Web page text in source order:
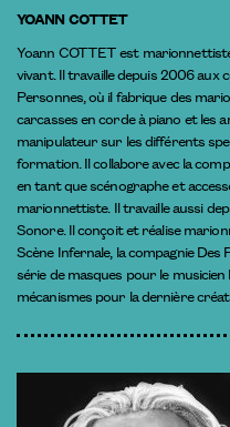
YOANN COTTET
Yoann COTTET est
vivant. Il travaille depuis 2006 aux
Personnes, où il fabrique des
carcasses en corde à piano et les
manipulateur sur les différents
formation. Il collabore avec la
en tant que scénographe et
marionnettiste. Il travaille aussi
Sonore. Il conçoit et réalise
Scène Infernale, la compagnie Des
série de masques pour le
mécanismes pour la dernière